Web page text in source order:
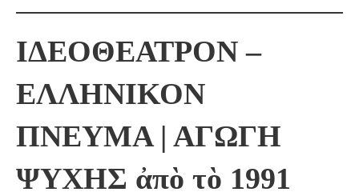
ΙΔΕΟΘΕΑΤΡΟΝ –
ΕΛΛΗΝΙΚΟΝ
ΠΝΕΥΜΑ | ΑΓΩΓΗ
ΨΥΧΗΣ ἀπὸ τὸ 1991